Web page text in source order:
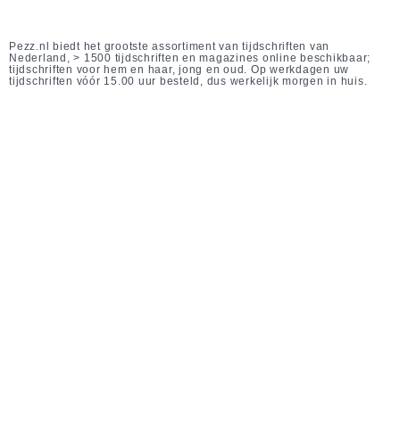
Pezz.nl biedt het grootste assortiment van tijdschriften van
Nederland, > 1500 tijdschriften en magazines online beschikbaar;
tijdschriften voor hem en haar, jong en oud. Op werkdagen uw
tijdschriften vóór 15.00 uur besteld, dus werkelijk morgen in huis.